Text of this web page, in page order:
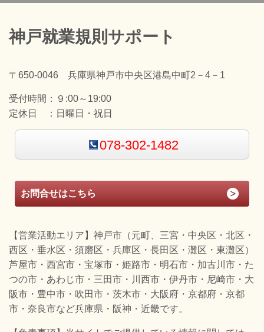
神戸就業規則サポート
〒650-0046 兵庫県神戸市中央区港島中町2－4－1
受付時間：
９:00～19:00
定休日 ： 日曜日・祝日
078-302-1482
お問合せはこちら
【営業活動エリア】神戸市（元町、三宮・中央区・北区・
西区・垂水区・須磨区・兵庫区・長田区・灘区・東灘区）
芦屋市・西宮市・宝塚市・姫路市・明石市・加古川市・た
つの市・あわじ市・三田市・川西市・伊丹市・尼崎市・大
阪市・豊中市・吹田市・茨木市・大阪府・京都府・京都
市・奈良市など兵庫県・阪神・近畿です。